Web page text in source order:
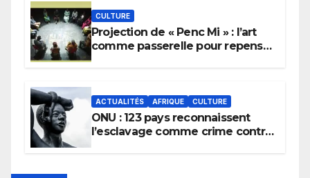
CULTURE
Projection de « Penc Mi » : l’art
comme passerelle pour repenser
ACTUALITÉS AFRIQUE CULTURE
ONU : 123 pays reconnaissent
l’esclavage comme crime contre